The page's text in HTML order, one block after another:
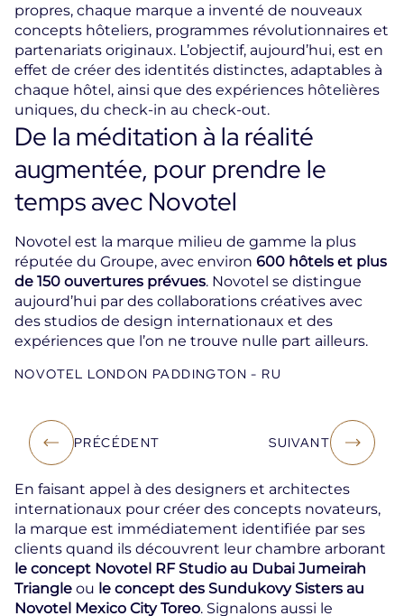
propres, chaque marque a inventé de nouveaux
concepts hôteliers, programmes révolutionnaires et
partenariats originaux. L’objectif, aujourd’hui, est en
effet de créer des identités distinctes, adaptables à
chaque hôtel, ainsi que des expériences hôtelières
uniques, du check-in au check-out.
De la méditation à la réalité
augmentée, pour prendre le
temps avec Novotel
Novotel est la marque milieu de gamme la plus
réputée du Groupe, avec environ 600 hôtels et plus
de 150 ouvertures prévues. Novotel se distingue
aujourd’hui par des collaborations créatives avec
des studios de design internationaux et des
expériences que l’on ne trouve nulle part ailleurs.
NOVOTEL LONDON PADDINGTON - RU
PRÉCÉDENT SUIVANT
En faisant appel à des designers et architectes
internationaux pour créer des concepts novateurs,
la marque est immédiatement identifiée par ses
clients quand ils découvrent leur chambre arborant
le concept Novotel RF Studio au Dubai Jumeirah
Triangle ou le concept des Sundukovy Sisters au
Novotel Mexico City Toreo. Signalons aussi le